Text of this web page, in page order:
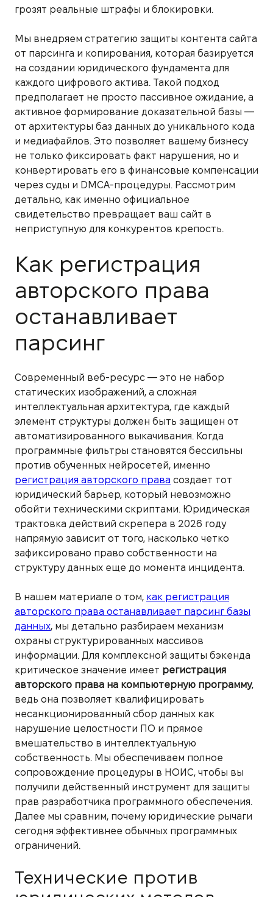
грозят реальные штрафы и блокировки.
Мы внедряем стратегию защиты контента сайта
от парсинга и копирования, которая базируется
на создании юридического фундамента для
каждого цифрового актива. Такой подход
предполагает не просто пассивное ожидание, а
активное формирование доказательной базы —
от архитектуры баз данных до уникального кода
и медиафайлов. Это позволяет вашему бизнесу
не только фиксировать факт нарушения, но и
конвертировать его в финансовые компенсации
через суды и DMCA-процедуры. Рассмотрим
детально, как именно официальное
свидетельство превращает ваш сайт в
неприступную для конкурентов крепость.
Как регистрация
авторского права
останавливает
парсинг
Современный веб-ресурс — это не набор
статических изображений, а сложная
интеллектуальная архитектура, где каждый
элемент структуры должен быть защищен от
автоматизированного выкачивания. Когда
программные фильтры становятся бессильны
против обученных нейросетей, именно
регистрация авторского права создает тот
юридический барьер, который невозможно
обойти техническими скриптами. Юридическая
трактовка действий скрепера в 2026 году
напрямую зависит от того, насколько четко
зафиксировано право собственности на
структуру данных еще до момента инцидента.
В нашем материале о том, как регистрация
авторского права останавливает парсинг базы
данных, мы детально разбираем механизм
охраны структурированных массивов
информации. Для комплексной защиты бэкенда
критическое значение имеет регистрация
авторского права на компьютерную программу,
ведь она позволяет квалифицировать
несанкционированный сбор данных как
нарушение целостности ПО и прямое
вмешательство в интеллектуальную
собственность. Мы обеспечиваем полное
сопровождение процедуры в НОИС, чтобы вы
получили действенный инструмент для защиты
прав разработчика программного обеспечения.
Далее мы сравним, почему юридические рычаги
сегодня эффективнее обычных программных
ограничений.
Технические против